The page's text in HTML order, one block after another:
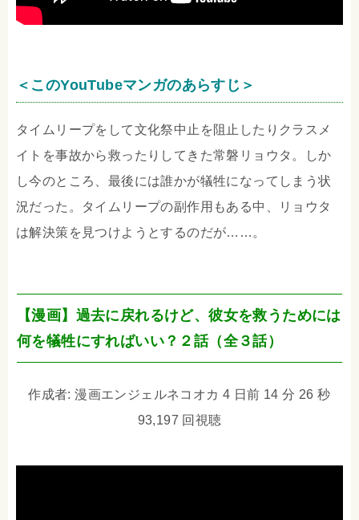
＜このYouTubeマンガのあらすじ＞
タイムリープをして文化祭中止を阻止したりクラスメ
イトを事故から救ったりしてきた常磐リョウタ。しか
し今のところ、最後には誰かが犠牲になってしまう状
況だった。タイムリープの副作用もある中、リョウタ
は解決策を見つけようとするのだが……。
【漫画】過去に戻れるけど、彼女を救うためには
何を犠牲にすればいい？２話（全３話）
作成者: 漫画エンジェルネコオカ 4 日前 14 分 26 秒
93,197 回視聴